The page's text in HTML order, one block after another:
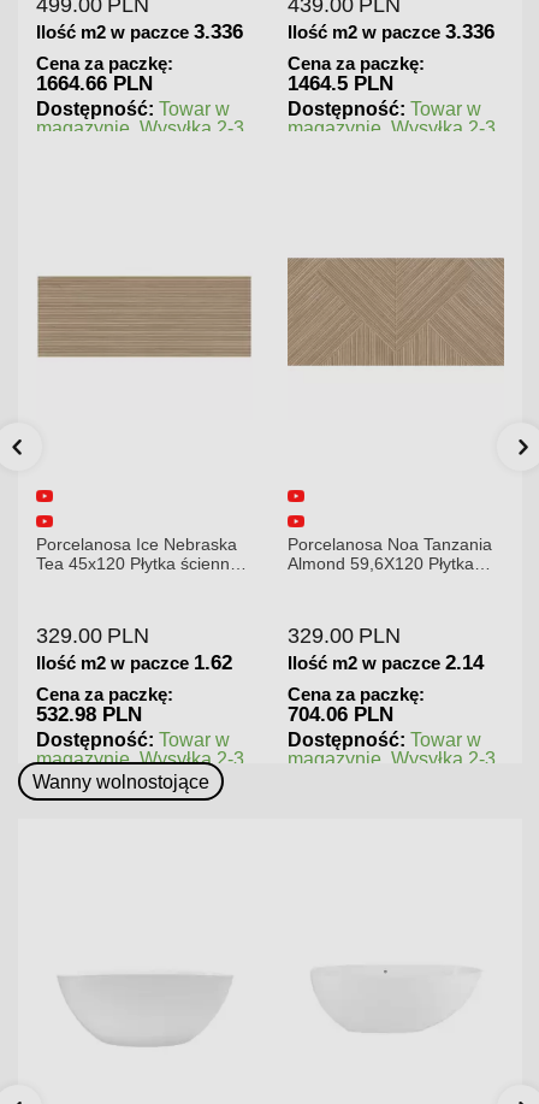
Ilość m2 w paczce 3.336
Cena za paczkę:
1464.5 PLN
Dostępność: Towar w
magazynie. Wysyłka 2-3
Ilość m2 w paczce 1.125
Cena za paczkę:
202.5 PLN
Dostępność: Towar w
magazynie. Wysyłka 2-3
1.62
w
2-3
Porcelanosa Noa Tanzania
Almond 59,6X120 Płytka
329.00
Ilość m2 w paczce 2.14
Cena za paczkę:
704.06 PLN
Dostępność: Towar w
magazynie. Wysyłka 2-3
dni.
Porcelanosa Karachi
120x120x8,5mm płytka
379.00
Ilość m2 w paczce
Cena za paczkę:
545.76 PLN
Dostępność: Towar
magazynie. Wysyłka
Wanny wolnostojące